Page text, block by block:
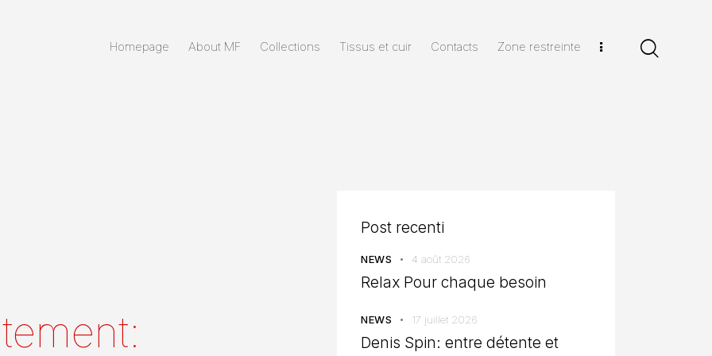
Homepage About MF Collections Tissus et cuir Contacts Zone restreinte
Post recenti
NEWS 4 août 2026
Relax Pour chaque besoin
NEWS 17 juillet 2026
Denis Spin: entre détente et